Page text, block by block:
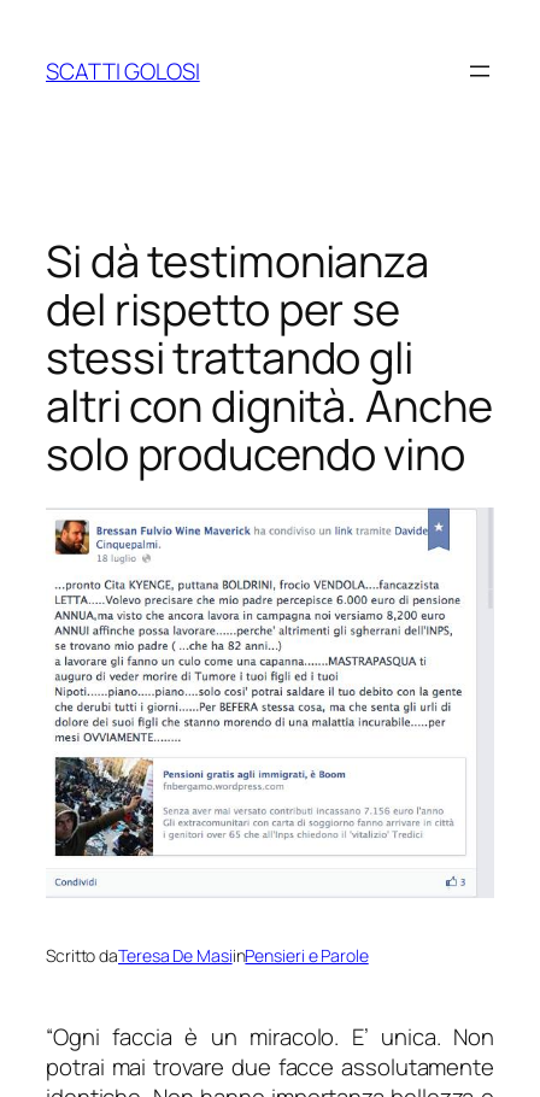
contenuto
SCATTI GOLOSI
Si dà testimonianza
del rispetto per se
stessi trattando gli
altri con dignità. Anche
solo producendo vino
Scritto daTeresa De MasiinPensieri e Parole
“Ogni faccia è un miracolo. E’ unica. Non
potrai mai trovare due facce assolutamente